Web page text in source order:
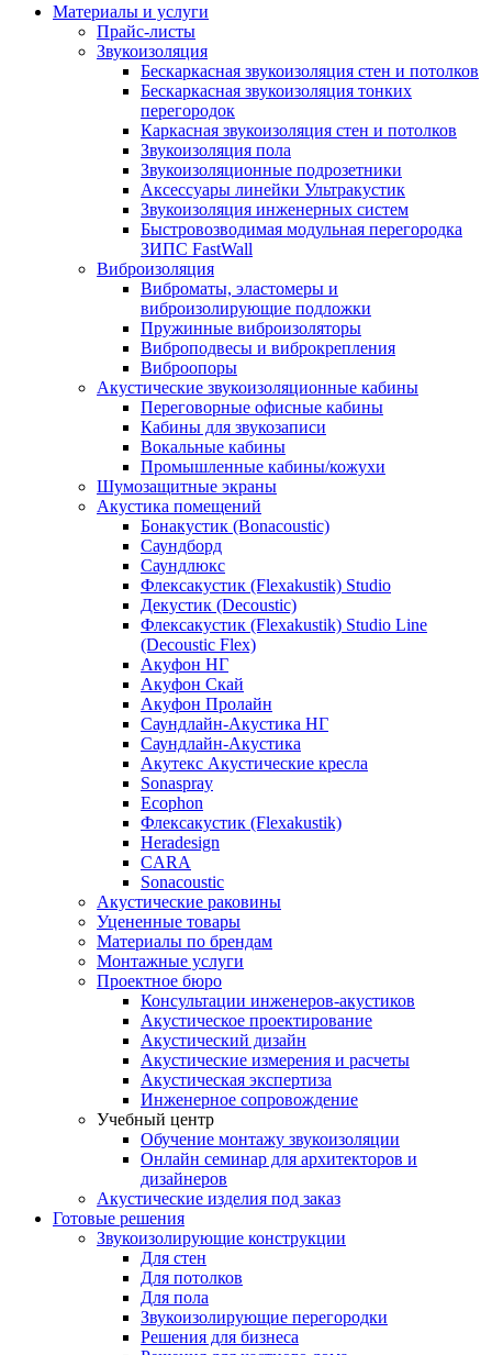
Материалы и услуги
Прайс-листы
Звукоизоляция
Бескаркасная звукоизоляция стен и потолков
Бескаркасная звукоизоляция тонких
перегородок
Каркасная звукоизоляция стен и потолков
Звукоизоляция пола
Звукоизоляционные подрозетники
Аксессуары линейки Ультракустик
Звукоизоляция инженерных систем
Быстровозводимая модульная перегородка
ЗИПС FastWall
Виброизоляция
Виброматы, эластомеры и
виброизолирующие подложки
Пружинные виброизоляторы
Виброподвесы и виброкрепления
Виброопоры
Акустические звукоизоляционные кабины
Переговорные офисные кабины
Кабины для звукозаписи
Вокальные кабины
Промышленные кабины/кожухи
Шумозащитные экраны
Акустика помещений
Бонакустик (Bonacoustic)
Саундборд
Саундлюкс
Флексакустик (Flexakustik) Studio
Декустик (Decoustic)
Флексакустик (Flexakustik) Studio Line
(Decoustic Flex)
Акуфон НГ
Акуфон Скай
Акуфон Пролайн
Саундлайн-Акустика НГ
Саундлайн-Акустика
Акутекс Акустические кресла
Sonaspray
Ecophon
Флексакустик (Flexakustik)
Heradesign
CARA
Sonacoustic
Акустические раковины
Уцененные товары
Материалы по брендам
Монтажные услуги
Проектное бюро
Консультации инженеров-акустиков
Акустическое проектирование
Акустический дизайн
Акустические измерения и расчеты
Акустическая экспертиза
Инженерное сопровождение
Учебный центр
Обучение монтажу звукоизоляции
Онлайн семинар для архитекторов и
дизайнеров
Акустические изделия под заказ
Готовые решения
Звукоизолирующие конструкции
Для стен
Для потолков
Для пола
Звукоизолирующие перегородки
Решения для бизнеса